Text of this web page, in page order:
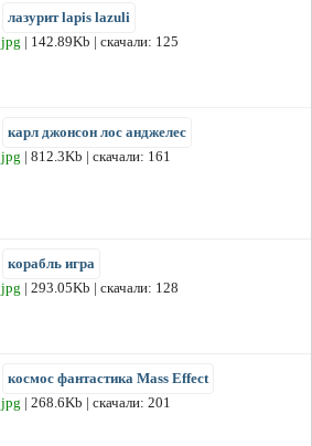
лазурит lapis lazuli
jpg | 142.89Kb | скачали: 125
карл джонсон лос анджелес
jpg | 812.3Kb | скачали: 161
корабль игра
jpg | 293.05Kb | скачали: 128
космос фантастика Mass Effect
jpg | 268.6Kb | скачали: 201